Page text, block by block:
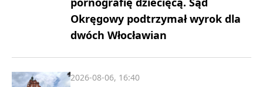
Okręgowy podtrzymał wyrok dla
dwóch Włocławian
2026-08-06, 16:40